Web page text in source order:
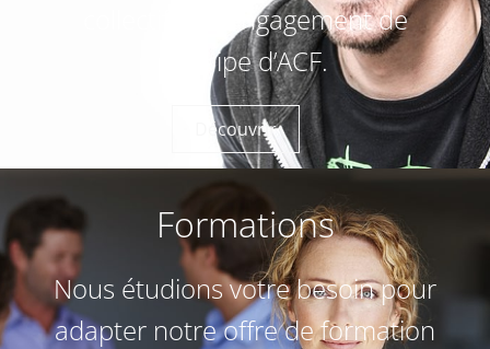
collectif est l’engagement de
l’équipe d’ACF.
Découvrir
Formations
Nous étudions votre besoin pour
adapter notre offre de formation